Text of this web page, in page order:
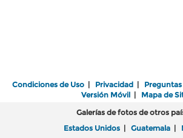
Condiciones de Uso | Privacidad |
Versión Móvil| Mapa de
Galerías de fotos de otros
Estados Unidos | Guatemala |